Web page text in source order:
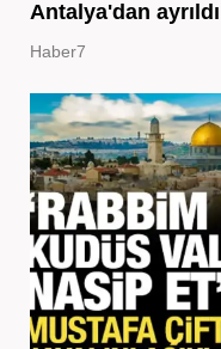
Antalya'dan ayrıldı
Haber7